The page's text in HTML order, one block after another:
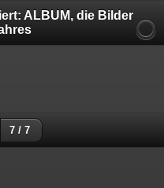
ALBUM, die Bilder
7 / 7